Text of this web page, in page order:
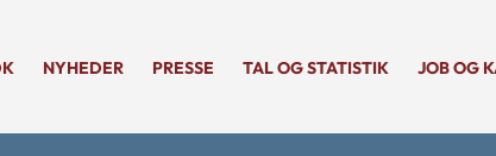
NYHEDER PRESSE TAL OG STATISTIK JOB OG